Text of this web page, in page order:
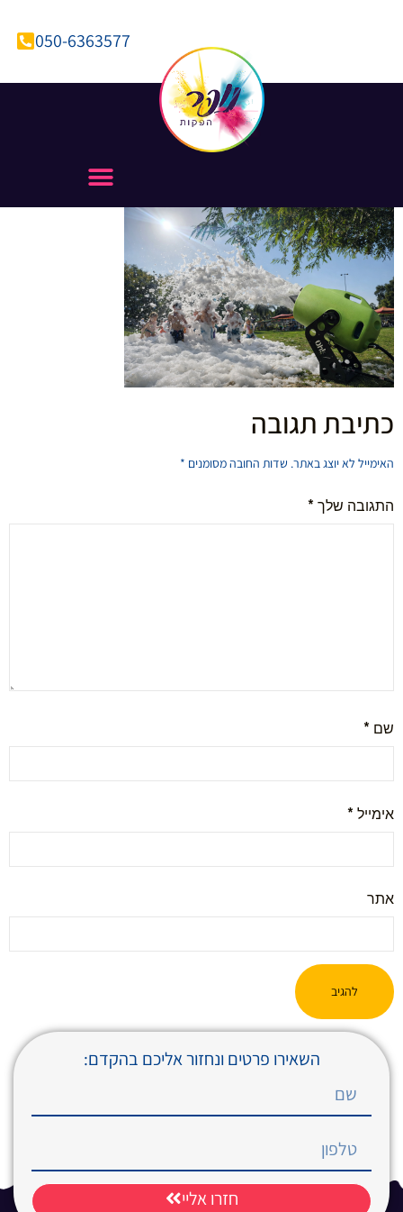
050-6363577
כתיבת תגובה
האימייל לא יוצג באתר. שדות החובה מסומנים *
התגובה שלך*
שם *
אימייל*
אתר
השאירו פרטים ונחזור אליכם בהקדם:
חזרו אליי